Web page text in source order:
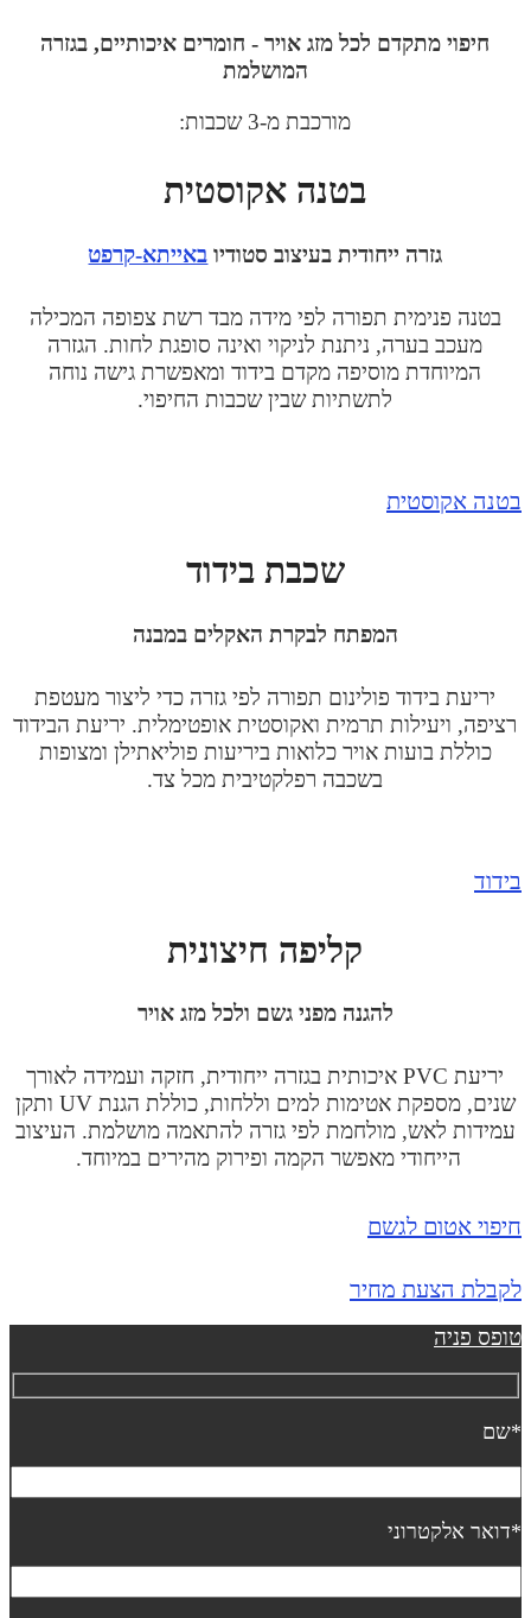
חיפוי מתקדם לכל מזג אויר - חומרים איכותיים, בגזרה
המושלמת
מורכבת מ-3 שכבות:
בטנה אקוסטית
גזרה ייחודית בעיצוב סטודיובאייתא-קרפט
בטנה פנימית תפורה לפי מידה מבד רשת צפופה המכילה
מעכב בערה, ניתנת לניקוי ואינה סופגת לחות. הגזרה
המיוחדת מוסיפה מקדם בידוד ומאפשרת גישה נוחה
לתשתיות שבין שכבות החיפוי.
אקוסטית
שכבת בידוד
המפתח לבקרת האקלים במבנה
יריעת בידוד פולינום תפורה לפי גזרה כדי ליצור מעטפת
ויעילות תרמית ואקוסטית אופטימלית. יריעת הבידוד
כוללת בועות אויר כלואות ביריעות פוליאתילן ומצופות
בשכבה רפלקטיבית מכל צד.
קליפה חיצונית
להגנה מפני גשם ולכל מזג אויר
יריעת PVC איכותית בגזרה ייחודית, חזקה ועמידה לאורך
שנים, מספקת אטימות למים וללחות,
כוללת הגנת UV ותקן
עמידות לאש,מולחמת לפי גזרה להתאמה מושלמת. העיצוב
הייחודי מאפשר הקמה ופירוק מהירים במיוחד.
אטום לגשם
הצעת מחיר
פניה
אלקטרוני